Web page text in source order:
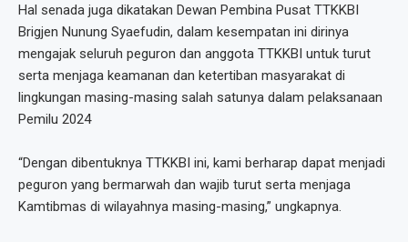
Hal senada juga dikatakan Dewan Pembina Pusat TTKKBI
Brigjen Nunung Syaefudin, dalam kesempatan ini dirinya
mengajak seluruh peguron dan anggota TTKKBI untuk turut
serta menjaga keamanan dan ketertiban masyarakat di
lingkungan masing-masing salah satunya dalam pelaksanaan
Pemilu 2024
“Dengan dibentuknya TTKKBI ini, kami berharap dapat menjadi
peguron yang bermarwah dan wajib turut serta menjaga
Kamtibmas di wilayahnya masing-masing,” ungkapnya.